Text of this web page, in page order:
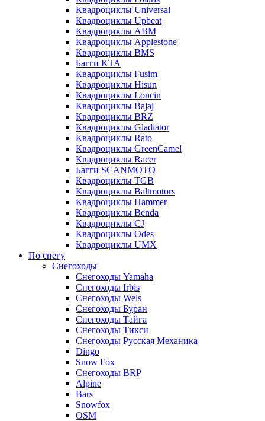
Квадроциклы Universal
Квадроциклы Upbeat
Квадроциклы ABM
Квадроциклы Applestone
Квадроциклы BMS
Багги KTA
Квадроциклы Fusim
Квадроциклы Hisun
Квадроциклы Loncin
Квадроциклы Bajaj
Квадроциклы BRZ
Квадроциклы Gladiator
Квадроциклы Rato
Квадроциклы GreenCamel
Квадроциклы Racer
Багги SCANMOTO
Квадроциклы TGB
Квадроциклы Baltmotors
Квадроциклы Hammer
Квадроциклы Benda
Квадроциклы CJ
Квадроциклы Odes
Квадроциклы UMX
По снегу
Снегоходы
Снегоходы Yamaha
Снегоходы Irbis
Снегоходы Wels
Снегоходы Буран
Снегоходы Тайга
Снегоходы Тикси
Снегоходы Русская Механика
Dingo
Snow Fox
Снегоходы BRP
Alpine
Bars
Snowfox
OSM